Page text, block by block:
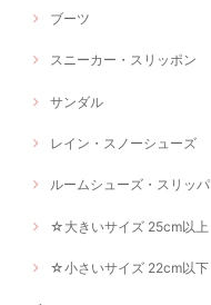
ブーツ
スニーカー・スリッポン
サンダル
レイン・スノーシューズ
ルームシューズ・スリッパ
☆大きいサイズ 25cm以上
☆小さいサイズ 22cm以下